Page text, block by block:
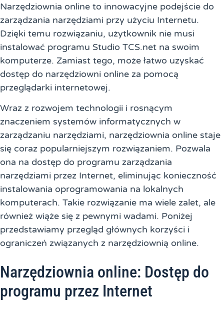
Narzędziownia online to innowacyjne podejście do
zarządzania narzędziami przy użyciu Internetu.
Dzięki temu rozwiązaniu, użytkownik nie musi
instalować programu Studio TCS.net na swoim
komputerze. Zamiast tego, może łatwo uzyskać
dostęp do narzędziowni online za pomocą
przeglądarki internetowej.
Wraz z rozwojem technologii i rosnącym
znaczeniem systemów informatycznych w
zarządzaniu narzędziami, narzędziownia online staje
się coraz popularniejszym rozwiązaniem. Pozwala
ona na dostęp do programu zarządzania
narzędziami przez Internet, eliminując konieczność
instalowania oprogramowania na lokalnych
komputerach. Takie rozwiązanie ma wiele zalet, ale
również wiąże się z pewnymi wadami. Poniżej
przedstawiamy przegląd głównych korzyści i
ograniczeń związanych z narzędziownią online.
Narzędziownia online: Dostęp do
programu przez Internet